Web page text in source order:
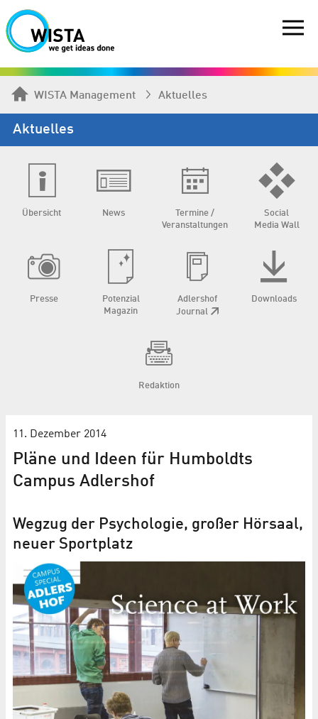
WISTA Management Aktuelles
Aktuelles
Übersicht News
Termine /
Veranstaltungen
Social
Media Wall
Presse
Potenzial
Magazin
Adlershof
Journal
Downloads
Redaktion
11. Dezember 2014
Pläne und Ideen für Humboldts
Campus Adlershof
Wegzug der Psychologie, großer Hörsaal,
neuer Sportplatz